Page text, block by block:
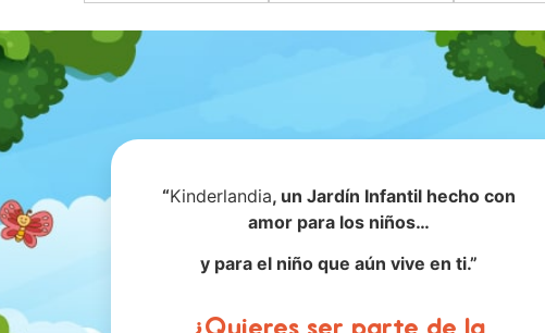
“Kinderlandia, un Jardín Infantil hecho con
amor para los niños…
y para el niño que aún vive en ti.”